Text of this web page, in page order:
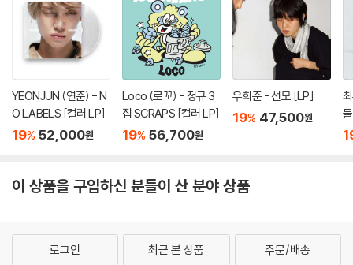
3. 기지촌 - 이은미
Lyrics & Composed by 김민기
Arranged by 에코브릿지
Vocal by 이은미
Bass performed by 김성수
Recorded by 에코브릿지 @ Nuplay studio
YEONJUN (연준) - N
O LABELS [컬러 LP]
19% 52,000원
Loco (로꼬) - 정규 3
집 SCRAPS [컬러 LP]
19% 56,700원
우희준 - 선모 [LP]
19% 47,500원
이 상품을 구입하신 분들이 산 분야 상품
로그인 최근 본 상품 주문/배송